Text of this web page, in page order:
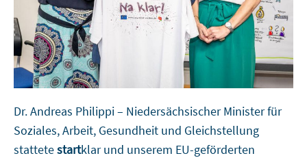
Dr. Andreas Philippi – Niedersächsischer Minister für
Soziales, Arbeit, Gesundheit und Gleichstellung
stattetestartklar und unserem EU-geförderten